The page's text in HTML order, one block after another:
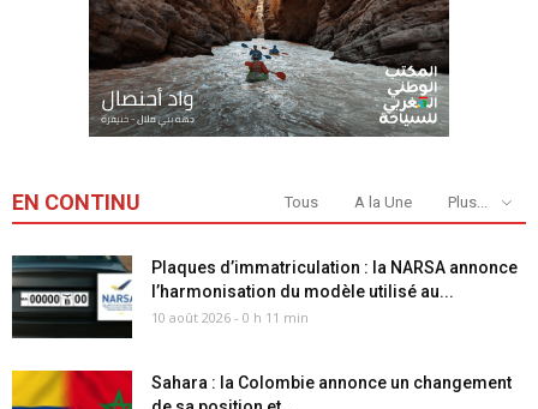
EN CONTINU Tous A la Une Plus...
Plaques d’immatriculation : la NARSA annonce
l’harmonisation du modèle utilisé au...
10 août 2026 - 0 h 11 min
Sahara : la Colombie annonce un changement